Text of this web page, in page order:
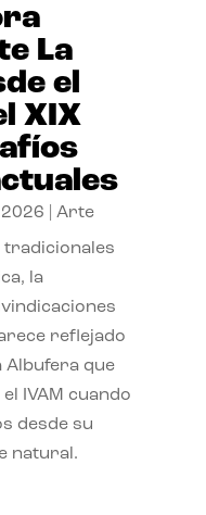
La
el
XIX
Arte
tradicionales
la
reflejado
Albufera que
IVAM cuando
desde su
natural.